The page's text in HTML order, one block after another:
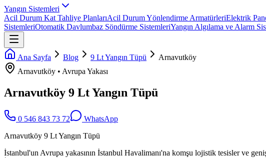
Yangın Sistemleri
Acil Durum Kat Tahliye PlanlarıAcil Durum Yönlendirme ArmatürleriElektrik
SistemleriOtomatik Davlumbaz Söndürme SistemleriYangın Algılama ve Alarm
Ana Sayfa Blog 9 Lt Yangın Tüpü
Arnavutköy
Arnavutköy • Avrupa Yakası
Arnavutköy 9 Lt Yangın Tüpü
0 546 843 73 72
WhatsApp
Arnavutköy 9 Lt Yangın Tüpü
İstanbul'un Avrupa yakasının İstanbul Havalimanı'na komşu lojistik tesisler ve